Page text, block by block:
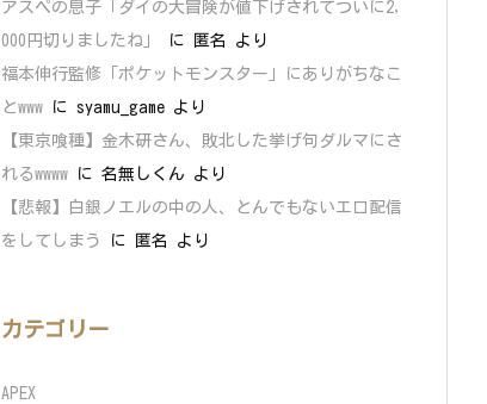
アスペの息子「ダイの大冒険が値下げされてついに2,
000円切りましたね」
に 匿名
より
福本伸行監修「ポケットモンスター」にありがちなこ
とwww に syamu_game より
【東京喰種】金木研さん、敗北した挙げ句ダルマにさ
れるwwww に 名無しくん より
【悲報】白銀ノエルの中の人、とんでもないエロ配信
をしてしまう
に 匿名 より
カテゴリー
APEX